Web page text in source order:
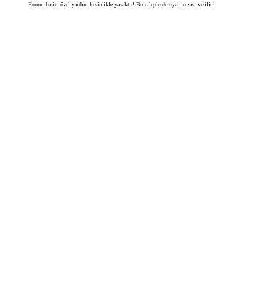
Forum harici özel yardım kesinlikle yasaktır! Bu taleplerde uyarı cezası verilir!